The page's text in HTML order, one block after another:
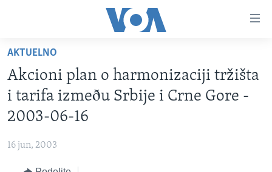
glavni
sadržaj
Idi
na
glavnu
Idi
NASLOVNA
RUBRIKE
AMERIKA
GLOBALNE TEME
TV PROGRAM
IZ AMERIKE
Learning English
AKTUELNO
Akcioni plan o harmonizaciji tržišta
i tarifa izmeðu Srbije i Crne Gore -
2003-06-16
16 jun, 2003